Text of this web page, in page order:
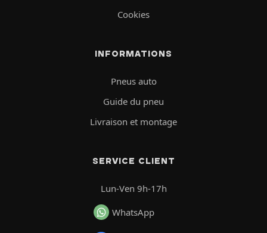
Cookies
INFORMATIONS
Pneus auto
Guide du pneu
Livraison et montage
SERVICE CLIENT
Lun-Ven 9h-17h
WhatsApp